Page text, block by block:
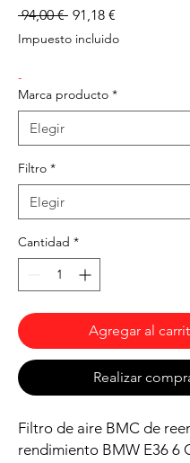
94,00 € Precio
91,18 €
oferta
Impuesto incluido
-
Marca producto *
Filtro *
Cantidad *
Agregar al
Realizar
Filtro de aire BMC de
rendimiento BMW E36 6